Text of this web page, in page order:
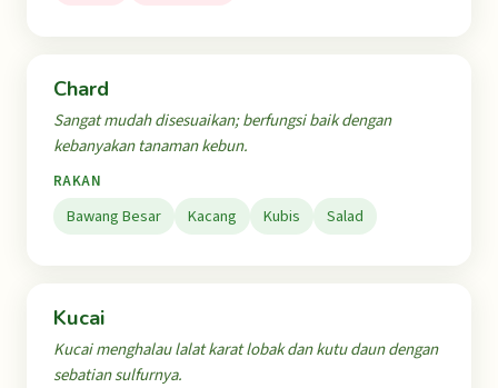
Chard
Sangat mudah disesuaikan; berfungsi baik dengan
kebanyakan tanaman kebun.
RAKAN
Bawang Besar Kacang Kubis Salad
Kucai
Kucai menghalau lalat karat lobak dan kutu daun dengan
sebatian sulfurnya.